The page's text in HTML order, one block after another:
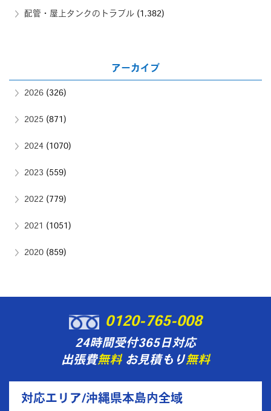
配管・屋上タンクのトラブル (1,382)
アーカイブ
2026 (326)
2025 (871)
2024 (1070)
2023 (559)
2022 (779)
2021 (1051)
2020 (859)
0120-765-008
24時間受付365日対応
出張費無料お見積もり無料
対応エリア/沖縄県本島内全域